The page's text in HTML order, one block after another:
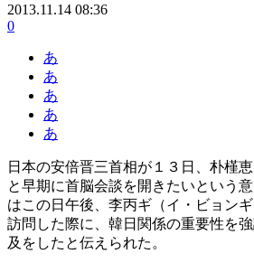
2013.11.14 08:36
0
あ
あ
あ
あ
あ
日本の安倍晋三首相が１３日、朴槿
と早期に首脳会談を開きたいという
はこの日午後、李丙ギ（イ・ビョン
訪問した際に、韓日関係の重要性を
及をしたと伝えられた。